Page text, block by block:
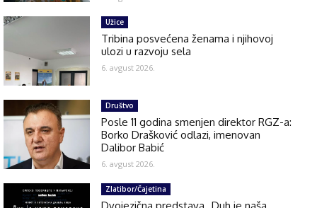
Užice
Tribina posvećena ženama i njihovoj
ulozi u razvoju sela
6. avgust 2026.
Društvo
Posle 11 godina smenjen direktor RGZ-a:
Borko Drašković odlazi, imenovan
Dalibor Babić
6. avgust 2026.
Zlatibor/Čajetina